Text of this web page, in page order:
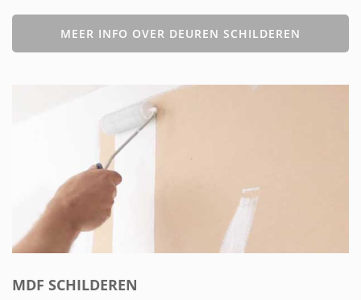
MEER INFO OVER DEUREN SCHILDEREN
MDF SCHILDEREN